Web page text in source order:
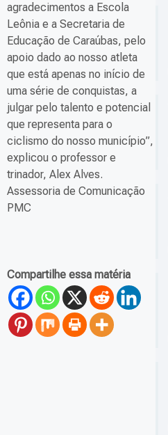
agradecimentos a Escola
Leônia e a Secretaria de
Educação de Caraúbas, pelo
apoio dado ao nosso atleta
que está apenas no início de
uma série de conquistas, a
julgar pelo talento e potencial
que representa para o
ciclismo do nosso município”,
explicou o professor e
trinador, Alex Alves.
Assessoria de Comunicação
PMC
Compartilhe essa matéria